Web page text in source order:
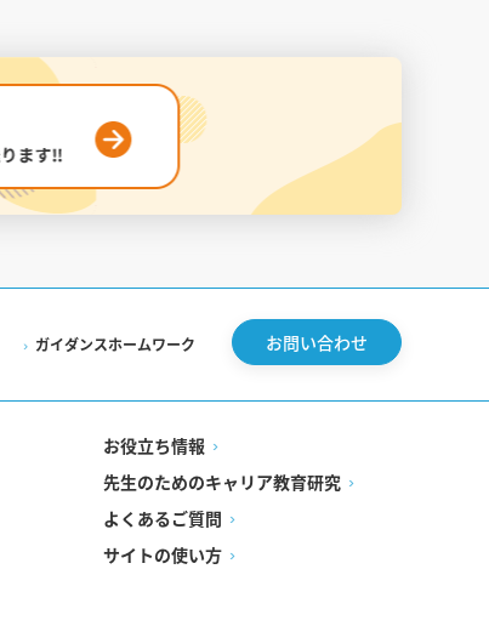
ガイダンスホームワーク お問い合わせ
お役立ち情報
先生のためのキャリア教育研究
よくあるご質問
サイトの使い方